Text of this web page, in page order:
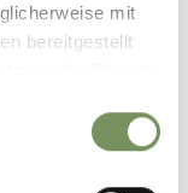
mit
bereitgestellt